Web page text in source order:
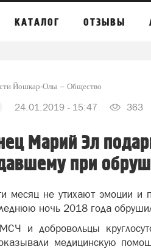
КАТАЛОГ ОТЗЫВЫ
Йошкар-Олы Общество
24.01.2019 - 15:47 363
Марий Эл
при
месяц не утихают эмоции и
ночь 2018 года
и добровольцы
медицинскую